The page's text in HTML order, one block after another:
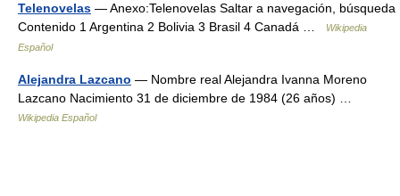
Telenovelas — Anexo:Telenovelas Saltar a navegación, búsqueda
Contenido 1 Argentina 2 Bolivia 3 Brasil 4 Canadá …
Wikipedia
Español
Alejandra Lazcano — Nombre real Alejandra Ivanna Moreno
Lazcano Nacimiento 31 de diciembre de 1984 (26 años) …
Wikipedia Español